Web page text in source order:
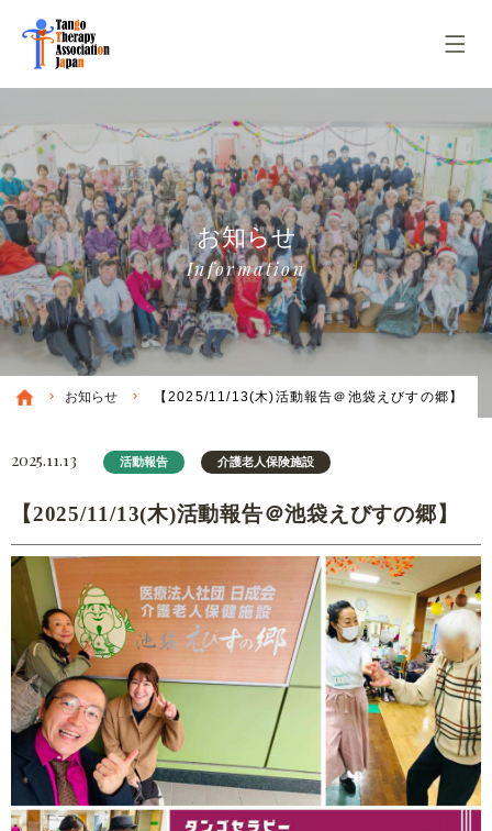
お知らせ
Information
お知らせ 【2025/11/13(木)活動報告＠池袋えびすの郷】
2025.11.13 活動報告 介護老人保険施設
【2025/11/13(木)活動報告＠池袋えびすの郷】